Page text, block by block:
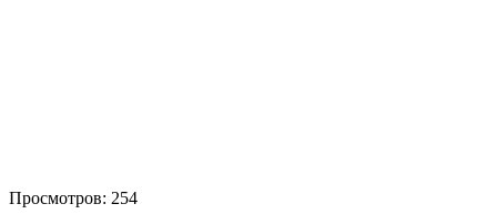
Просмотров: 254